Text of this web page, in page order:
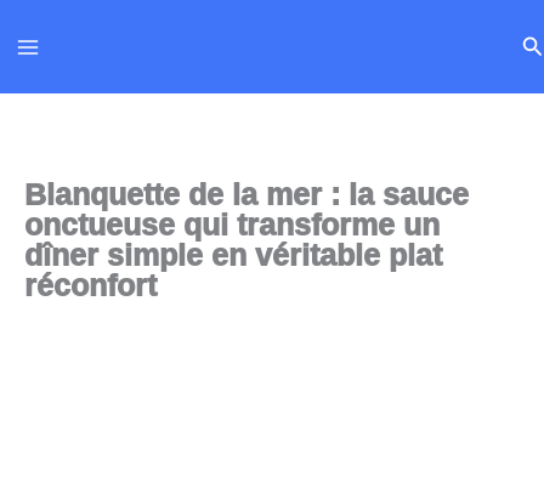
au
Blanquette de la mer : la sauce
onctueuse qui transforme un
dîner simple en véritable plat
réconfort